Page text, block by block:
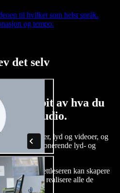
til hvilket som helst språk.
og tempo.
det selv
smakebit av hva du
Studio.
stockbilder, lyd og videoer, og
imponerende lyd- og
i nettleseren kan skapere
og realisere alle de